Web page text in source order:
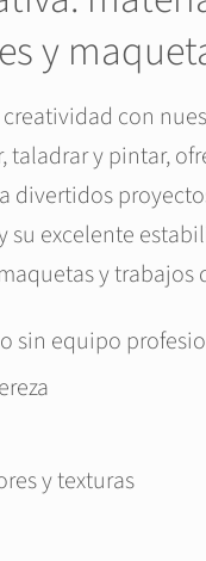
y
con
taladrar y pintar,
divertidos
su excelente
y trabajos
sin equipo
y texturas